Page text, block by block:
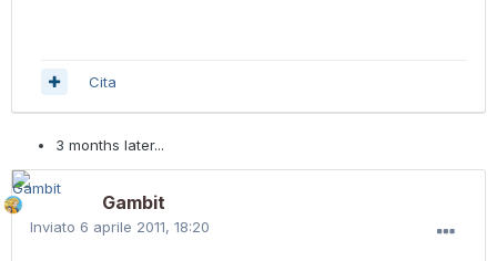
Cita
3 months later...
Gambit
Inviato 6 aprile 2011, 18:20